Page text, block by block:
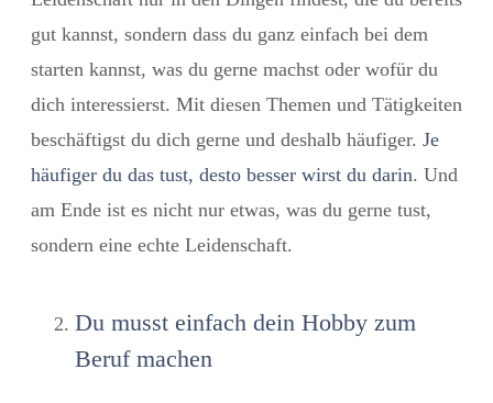
gut kannst, sondern dass du ganz einfach bei dem
starten kannst, was du gerne machst oder wofür du
dich interessierst. Mit diesen Themen und Tätigkeiten
beschäftigst du dich gerne und deshalb häufiger. Je
häufiger du das tust, desto besser wirst du darin. Und
am Ende ist es nicht nur etwas, was du gerne tust,
sondern eine echte Leidenschaft.
Du musst einfach dein Hobby zum
Beruf machen